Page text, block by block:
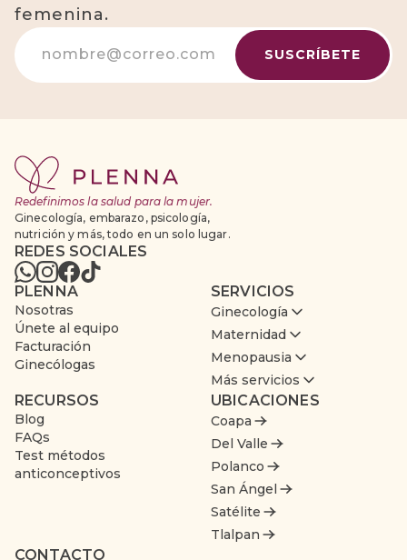
femenina.
Redefinimos la salud para la mujer.
Ginecología, embarazo, psicología,
nutrición y más, todo en un solo lugar.
REDES SOCIALES
PLENNA
Nosotras
Únete al equipo
Facturación
Ginecólogas
SERVICIOS
Ginecología
Maternidad
Menopausia
Más servicios
RECURSOS
Blog
FAQs
Test métodos
anticonceptivos
UBICACIONES
Coapa
Del Valle
Polanco
San Ángel
Satélite
Tlalpan
CONTACTO